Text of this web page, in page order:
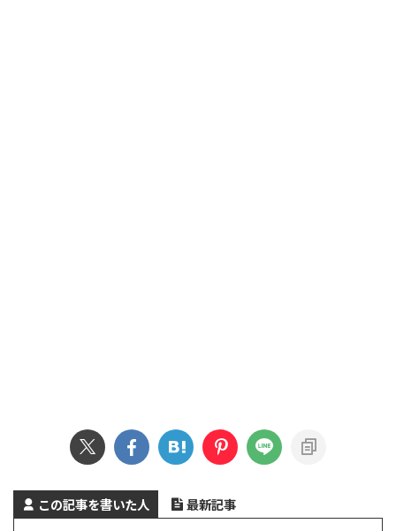
この記事を書いた人
最新記事